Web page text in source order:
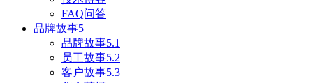
FAQ问答
品牌故事5
品牌故事5.1
员工故事5.2
客户故事5.3